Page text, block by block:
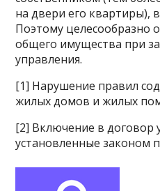
на двери его квартиры),
Поэтому целесообразно
общего имущества при
управления.
[1] Нарушение правил
жилых домов и жилых
[2] Включение в
установленные законом